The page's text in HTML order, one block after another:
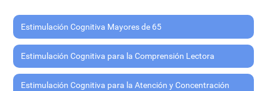
Estimulación Cognitiva Mayores de 65
Estimulación Cognitiva para la Comprensión Lectora
Estimulación Cognitiva para la Atención y Concentración